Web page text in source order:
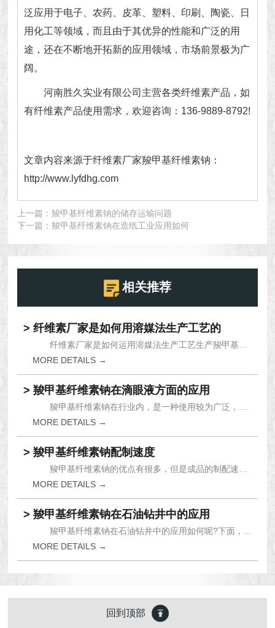
泛应用于电子、农药、皮革、塑料、印刷、陶瓷、日
用化工等领域，而且由于其优异的性能和广泛的用
途，还在不断地开拓新的应用领域，市场前景极为广
阔。
河南胜久实业有限公司主营各类纤维素产品，如
有纤维素产品使用需求，欢迎咨询：136-9889-8792!
文章内容来源于纤维素厂家羧甲基纤维素钠：
http://www.lyfdhg.com
上一篇：羧甲基纤维素钠的储存运输问题
下一篇：羧甲基纤维素钠在造纸工业应用如何
相关推荐
> 纤维素厂家是如何用溶媒法生产工艺的
MORE DETAILS →
> 羧甲基纤维素钠在滴眼液方面的应用
MORE DETAILS →
> 羧甲基纤维素钠配制速度
MORE DETAILS →
> 羧甲基纤维素钠在石油钻井中的应用
羧甲基纤维素钠在石油钻井中的应用如何呢?下面，...
MORE DETAILS →
回到顶部